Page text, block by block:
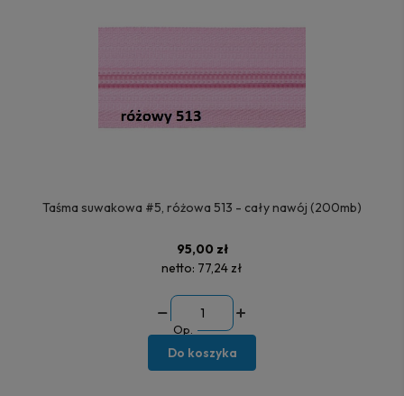
Taśma suwakowa #5, różowa 513 - cały nawój (200mb)
95,00 zł
netto: 77,24 zł
Op.
Do koszyka